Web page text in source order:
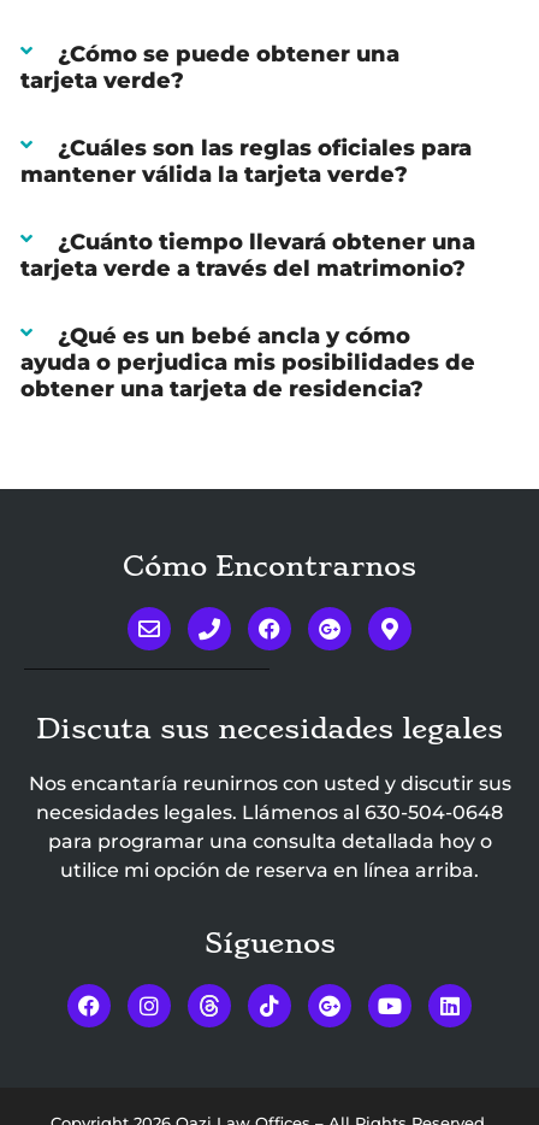
¿Cómo se puede obtener una
tarjeta verde?
¿Cuáles son las reglas oficiales para
mantener válida la tarjeta verde?
¿Cuánto tiempo llevará obtener una
tarjeta verde a través del matrimonio?
¿Qué es un bebé ancla y cómo
ayuda o perjudica mis posibilidades de
obtener una tarjeta de residencia?
Cómo Encontrarnos
Discuta sus necesidades legales
Nos encantaría reunirnos con usted y discutir sus
necesidades legales. Llámenos al 630-504-0648
para programar una consulta detallada hoy o
utilice mi opción de reserva en línea arriba.
Síguenos